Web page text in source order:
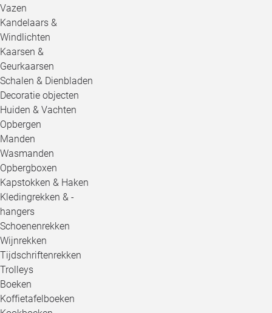
Vazen
Kandelaars &
Windlichten
Kaarsen &
Geurkaarsen
Schalen & Dienbladen
Decoratie objecten
Huiden & Vachten
Opbergen
Manden
Wasmanden
Opbergboxen
Kapstokken & Haken
Kledingrekken & -
hangers
Schoenenrekken
Wijnrekken
Tijdschriftenrekken
Trolleys
Boeken
Koffietafelboeken